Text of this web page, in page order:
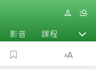
影音 課程 退休